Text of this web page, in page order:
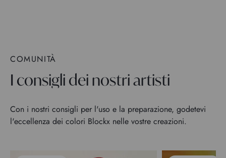
COMUNITÀ
I consigli dei nostri artisti
Con i nostri consigli per l'uso e la preparazione, godetevi
l'eccellenza dei colori Blockx nelle vostre creazioni.